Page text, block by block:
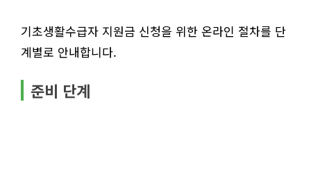
기초생활수급자 지원금 신청을 위한 온라인 절차를 단
계별로 안내합니다.
준비 단계